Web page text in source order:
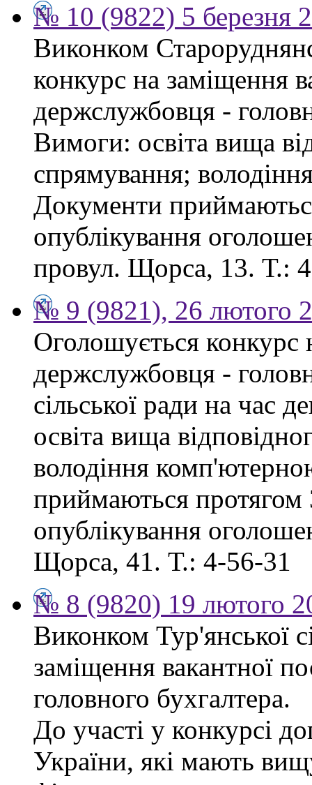
№ 10 (9822) 5 березня
Виконком
конкурс на заміщення
держслужбовця -
Вимоги: освіта вища
спрямування;
Документи
опублікування
провул. Щорса, 13. Т.:
№ 9 (9821), 26 лютого
Оголошується конкурс
держслужбовця -
сільської ради на час
освіта вища
володіння
приймаються протягом
опублікування
Щорса, 41. Т.: 4-56-31
№ 8 (9820) 19 лютого
Виконком Тур'янської
заміщення вакантної
головного бухгалтера.
До участі у конкурсі
України, які мають